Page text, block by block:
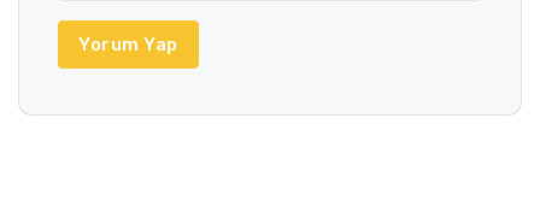
Yorum Yap